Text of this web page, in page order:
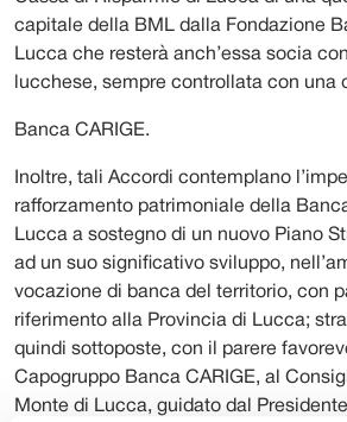
capitale della BML dalla Fondazione
Lucca che resterà anch’essa socia
lucchese, sempre controllata con una
Banca CARIGE.
Inoltre, tali Accordi contemplano
rafforzamento patrimoniale della
Lucca a sostegno di un nuovo Piano
ad un suo significativo sviluppo,
vocazione di banca del territorio, con
riferimento alla Provincia di Lucca;
quindi sottoposte, con il parere
Capogruppo Banca CARIGE, al
Monte di Lucca, guidato dal